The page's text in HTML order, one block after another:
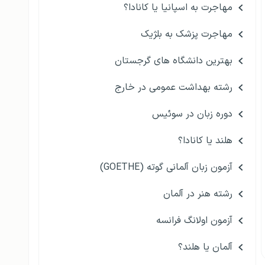
مهاجرت به اسپانیا یا کانادا؟
مهاجرت پزشک به بلژیک
بهترین دانشگاه های گرجستان
رشته بهداشت عمومی در خارج
دوره زبان در سوئیس
هلند یا کانادا؟
آزمون زبان آلمانی گوته (GOETHE)
رشته هنر در آلمان
آزمون اولانگ فرانسه
آلمان یا هلند؟